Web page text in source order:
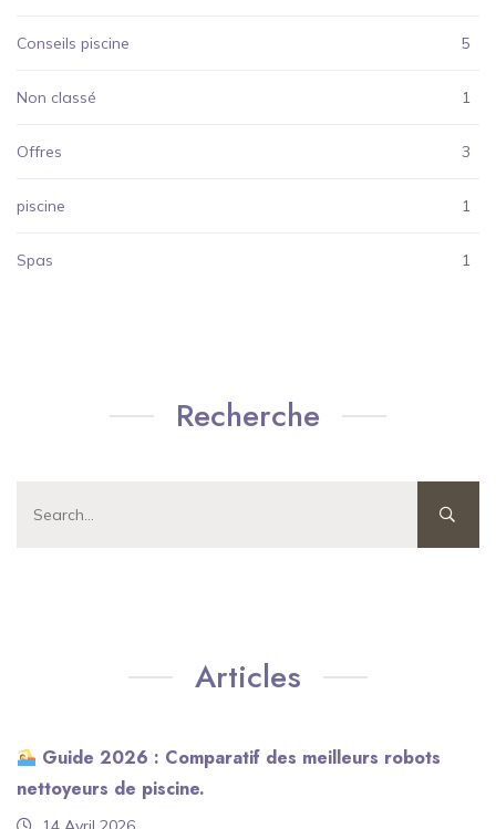
Conseils piscine 5
Non classé 1
Offres 3
piscine 1
Spas 1
Recherche
Articles
Guide 2026 : Comparatif des meilleurs robots
nettoyeurs de piscine.